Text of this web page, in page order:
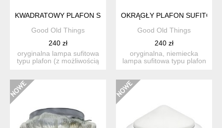
KWADRATOWY PLAFON SUFITOWY HILLEBRAND Z LAT 70.
Good Old Things
240 zł
oryginalna lampa sufitowa
typu plafon (z możliwością
OKRĄGŁY PLAFON
Good Old Things
240 zł
oryginalna, niemiecka
lampa sufitowa typu plafon